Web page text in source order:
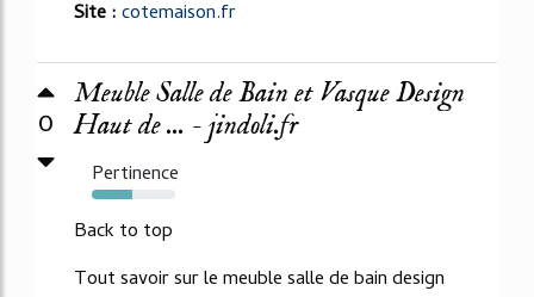
Site :cotemaison.fr
0
Meuble Salle de Bain et Vasque Design
Haut de ... - jindoli.fr
Pertinence
49%
Back to top
Tout savoir sur le meuble salle de bain design